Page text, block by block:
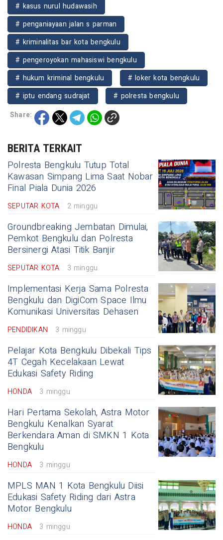
# kasus nurul hudawasih
# penganiayaan jalan s parman
# kriminalitas bar kota bengkulu
# pengeroyokan mahasiswi bengkulu
# hukum kriminal bengkulu
# loker kota bengkulu
# iptu endang sudrajat
# polresta bengkulu
Share:
BERITA TERKAIT
Polresta Bengkulu Tutup Total
Kawasan Simpang Lima Saat Nobar
Final Piala Dunia 2026
SEPUTAR KOTA 2 minggu
Groundbreaking Jembatan Dimulai,
Pemkot Bengkulu dan Polresta
Bersinergi Atasi Titik Banjir
SEPUTAR KOTA 3 minggu
Implementasi Kerja Sama Polresta
Bengkulu dan DigiCom Space Ilmu
Komunikasi Universitas Dehasen
PENDIDIKAN 3 minggu
Pelajar Kota Bengkulu Dibekali Tips
4T Cegah Kecelakaan Lewat
Edukasi Safety Riding
HONDA 3 minggu
Hari Pertama Sekolah, Astra Motor
Bengkulu Kenalkan Syarat
Berkendara Aman di SMKN 1 Kota
Bengkulu
HONDA 3 minggu
MPLS MAN 1 Kota Bengkulu Diisi
Edukasi Safety Riding dari Astra
Motor Bengkulu
HONDA 3 minggu